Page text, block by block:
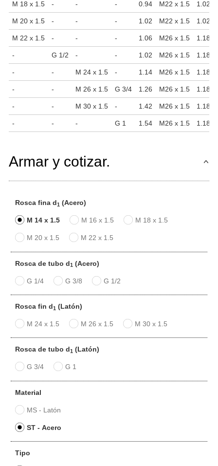
M 18 x 1.5 - - - 0.94 M22 x 1.5 1.02
M 20 x 1.5 - - - 1.02 M22 x 1.5 1.02
M 22 x 1.5 - - - 1.06 M26 x 1.5 1.18
- G 1/2 - - 1.02 M26 x 1.5 1.18
- - M 24 x 1.5 - 1.14 M26 x 1.5 1.18
- - M 26 x 1.5 G 3/4 1.26 M26 x 1.5 1.18
- - M 30 x 1.5 - 1.42 M26 x 1.5 1.18
- - - G 1 1.54 M26 x 1.5 1.18
Armar y cotizar.
Rosca fina d1 (Acero)
M 14 x 1.5 M 16 x 1.5 M 18 x 1.5
M 20 x 1.5 M 22 x 1.5
Rosca de tubo d1 (Acero)
G 1/4 G 3/8 G 1/2
Rosca fin d1 (Latón)
M 24 x 1.5 M 26 x 1.5 M 30 x 1.5
Rosca de tubo d1 (Latón)
G 3/4 G 1
Material
MS - Latón
ST - Acero
Tipo